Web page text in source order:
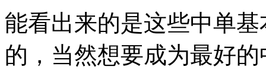
能看出来的是这些中单
的，当然想要成为最好